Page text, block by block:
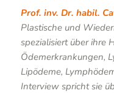
Prof. inv. Dr. habil.
Plastische und
spezialisiert über ihre
Ödemerkrankungen,
Lipödeme,
Interview spricht sie